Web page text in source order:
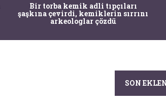
Bir torba kemik adli tıpçıları
şaşkına çevirdi, kemiklerin sırrını
arkeologlar çözdü
SON